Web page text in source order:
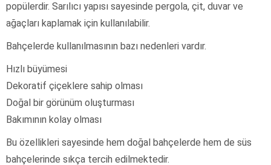
popülerdir. Sarılıcı yapısı sayesinde pergola, çit, duvar ve
ağaçları kaplamak için kullanılabilir.
Bahçelerde kullanılmasının bazı nedenleri vardır.
Hızlı büyümesi
Dekoratif çiçeklere sahip olması
Doğal bir görünüm oluşturması
Bakımının kolay olması
Bu özellikleri sayesinde hem doğal bahçelerde hem de süs
bahçelerinde sıkça tercih edilmektedir.